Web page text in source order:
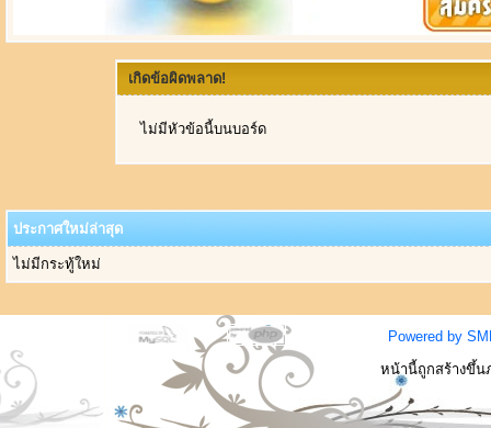
เกิดข้อผิดพลาด!
ไม่มีหัวข้อนี้บนบอร์ด
ประกาศใหม่ล่าสุด
ไม่มีกระทู้ใหม่
Powered by
หน้านี้ถูกสร้างขึ้น